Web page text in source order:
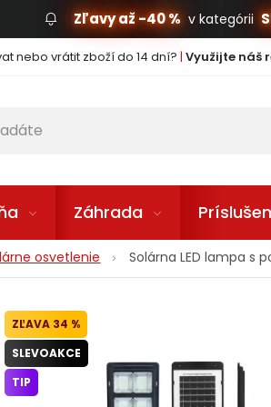
Zľavy až -40 % v kategórii
nebo vrátit zboží do 14 dní? | Využijte náš
Záhrada
osvetlenie Solárna LED lampa s
34 %
SLEVOAKCE
TIP